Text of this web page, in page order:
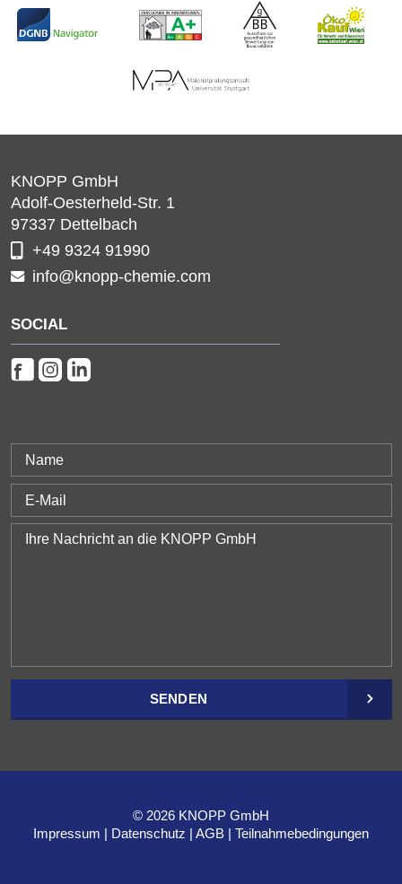
KNOPP GmbH
Adolf-Oesterheld-Str. 1
97337 Dettelbach
+49 9324 91990
info@knopp-chemie.com
SOCIAL
SENDEN
© 2026 KNOPP GmbH
Impressum
Datenschutz AGB Teilnahmebedingungen